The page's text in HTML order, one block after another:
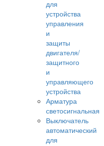
для
устройства
управления
и
защиты
двигателя/
защитного
и
управляющего
устройства
Арматура
светосигнальная
Выключатель
автоматический
для